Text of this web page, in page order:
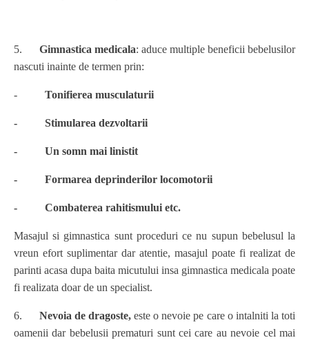
5. Gimnastica medicala: aduce multiple beneficii bebelusilor
nascuti inainte de termen prin:
- Tonifierea musculaturii
- Stimularea dezvoltarii
- Un somn mai linistit
- Formarea deprinderilor locomotorii
- Combaterea rahitismului etc.
Masajul si gimnastica sunt proceduri ce nu supun bebelusul la
vreun efort suplimentar dar atentie, masajul poate fi realizat de
parinti acasa dupa baita micutului insa gimnastica medicala poate
fi realizata doar de un specialist.
6. Nevoia de dragoste,este o nevoie pe care o intalniti la toti
oamenii dar bebelusii prematuri sunt cei care au nevoie cel mai